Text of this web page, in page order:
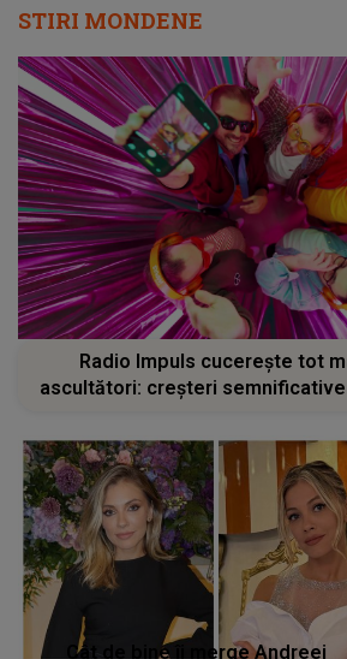
STIRI MONDENE
Radio Impuls cucerește tot
ascultători: creșteri semnificative
Cât de bine îi merge Andreei